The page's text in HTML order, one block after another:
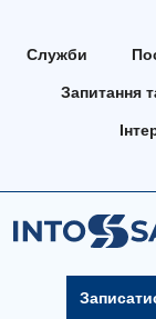
Служби
Запитання